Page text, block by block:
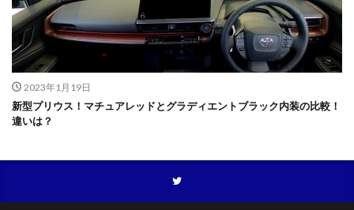
2023年1月19日
新型プリウス！マチュアレッドとグラディエントブラック内装の比較！
違いは？